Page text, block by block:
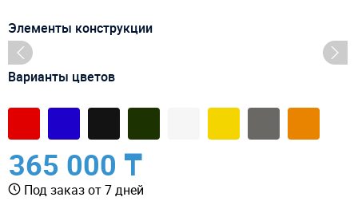
Элементы конструкции
Варианты цветов
365 000 ₸
Под заказ от 7 дней